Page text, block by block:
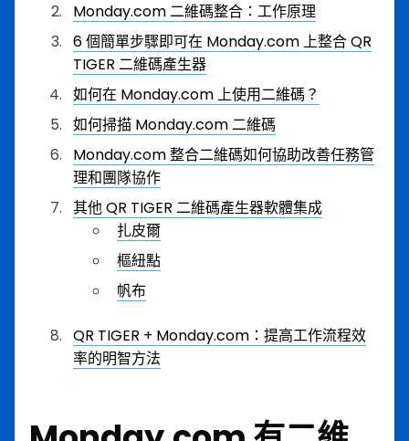
Monday.com 二維碼整合：工作原理
6 個簡單步驟即可在 Monday.com 上整合 QR
TIGER 二維碼產生器
如何在 Monday.com 上使用二維碼？
如何掃描 Monday.com 二維碼
Monday.com 整合二維碼如何協助改善任務管
理和團隊協作
其他 QR TIGER 二維碼產生器軟體集成
扎皮爾
樞紐點
帆布
QR TIGER + Monday.com：提高工作流程效
率的明智方法